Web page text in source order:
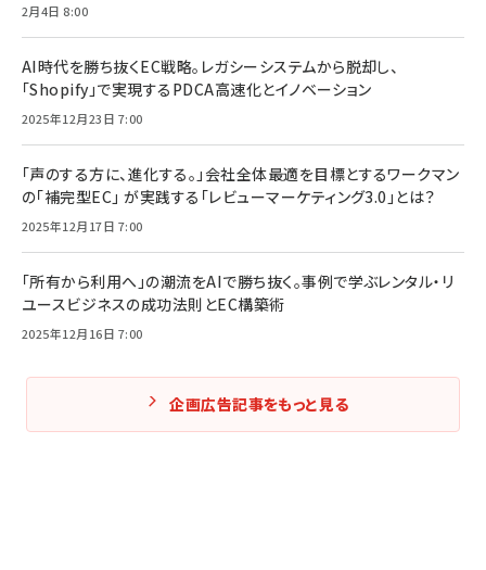
2月4日 8:00
AI時代を勝ち抜くEC戦略。レガシーシステムから脱却し、
「Shopify」で実現するPDCA高速化とイノベーション
2025年12月23日 7:00
「声のする方に、進化する。」会社全体最適を目標とするワークマン
の「補完型EC」 が実践する「レビューマーケティング3.0」とは？
2025年12月17日 7:00
「所有から利用へ」の潮流をAIで勝ち抜く。事例で学ぶレンタル・リ
ユースビジネスの成功法則とEC構築術
2025年12月16日 7:00
企画広告記事をもっと見る